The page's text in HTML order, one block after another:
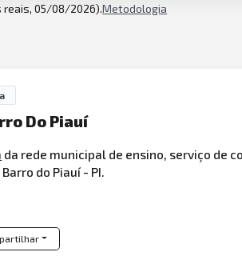
reais, 05/08/2026).Metodologia
Do Piauí
da rede municipal de ensino, serviço de
do Piauí - PI.